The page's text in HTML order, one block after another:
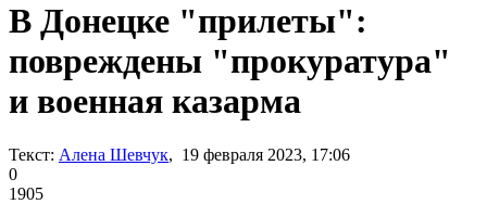
В Донецке "прилеты":
повреждены "прокуратура"
и военная казарма
Текст: Алена Шевчук, 19 февраля 2023, 17:06
0
1905